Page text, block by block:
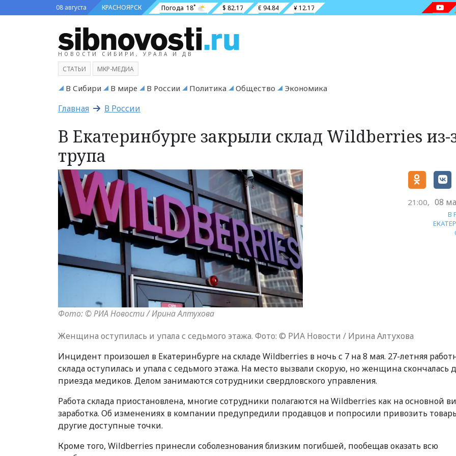
08 августа КРАСНОЯРСК Погода 18˚ $ 82.17 € 94.84 ¥ 12.17
НОВОСТИ СИБИРИ, УРАЛА И ДВ
СТАТЬИ МКР-МЕДИА
В Сибири В мире В России Политика Общество Экономика
Главная В России
В Екатеринбурге закрыли склад Wildberries из-
трупа
Фото: © РИА Новости / Ирина Алтухова
21:00, 08
В
Женщина оступилась и упала с седьмого этажа. Фото: © РИА Новости / Ирина Алтухова
Инцидент произошел в Екатеринбурге на складе Wildberries в ночь с 7 на 8 мая. 27-летняя
склада оступилась и упала с седьмого этажа. На место вызвали скорую, но женщина скончалась
приезда медиков. Делом занимаются сотрудники свердловского управления.
Работа склада приостановлена, многие сотрудники полагаются на Wildberries как на основной
заработка. Об изменениях в компании предупредили продавцов и попросили привозить
другие доступные точки.
Кроме того, Wildberries принесли соболезнования близким погибшей, пообещав оказать всю